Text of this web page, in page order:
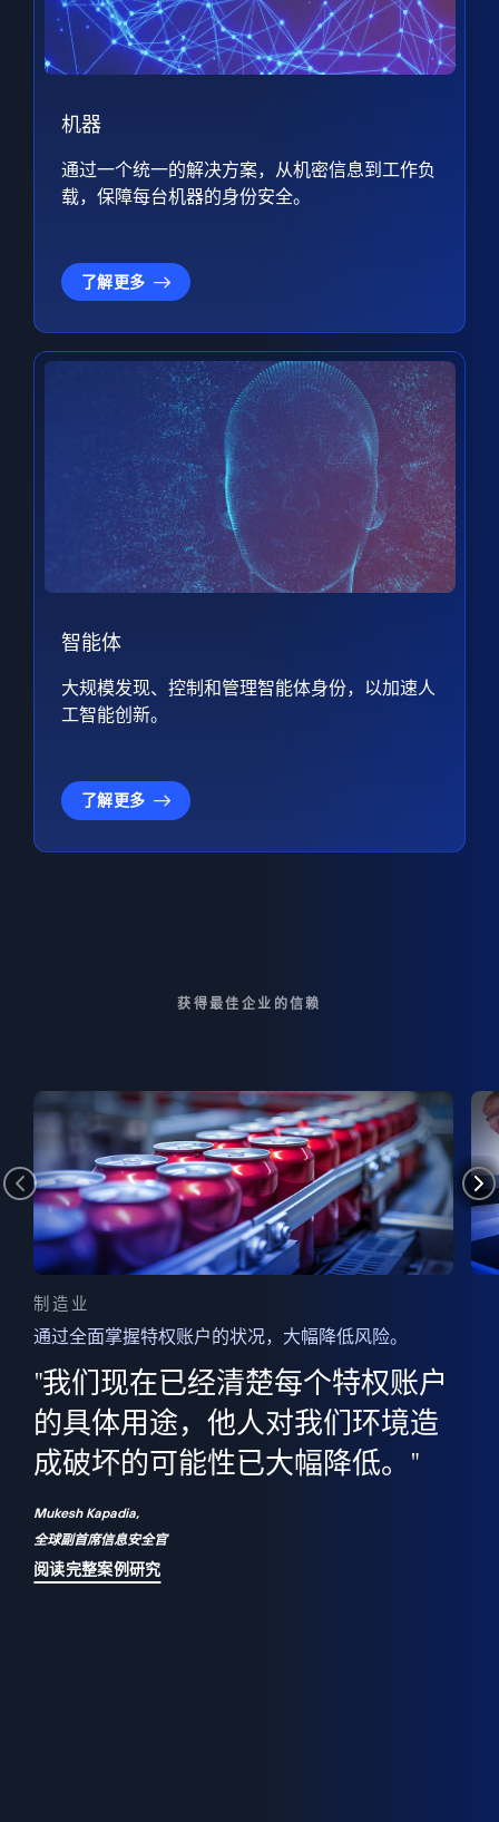
机器
通过一个统一的解决方案，从机密信息到工作负
载，保障每台机器的身份安全。
了解更多
智能体
大规模发现、控制和管理智能体身份，以加速人
工智能创新。
了解更多
获得最佳企业的信赖
制造业
通过全面掌握特权账户的状况，大幅降低风险。
"我们现在已经清楚每个特权账户
的具体用途，他人对我们环境造
成破坏的可能性已大幅降低。"
Mukesh Kapadia,
全球副首席信息安全官
阅读完整案例研究